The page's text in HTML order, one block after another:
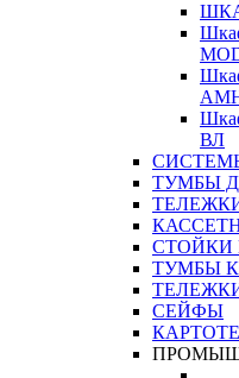
ВЛ
ТУМБЫ
СТОЙКИ
ТУМБЫ
СЕЙФЫ